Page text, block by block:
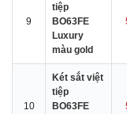
9
tiệp
BO63FE
Luxury
màu gold
10
Két sắt việt
tiệp
BO63FE